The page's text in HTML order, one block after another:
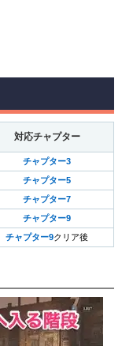
対応チャプター
チャプター3
チャプター5
チャプター7
チャプター9
チャプター9クリア後